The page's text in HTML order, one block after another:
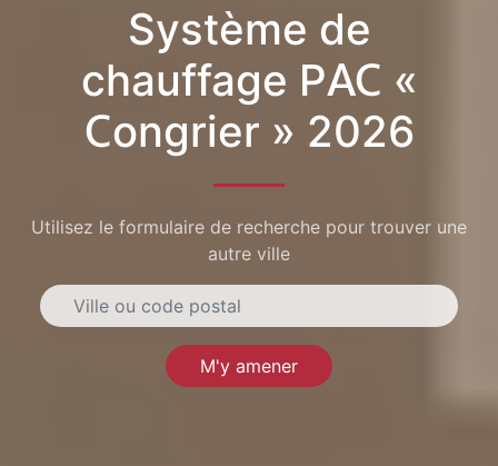
Système de
chauffage PAC «
Congrier » 2026
Utilisez le formulaire de recherche pour trouver une
autre ville
M'y amener